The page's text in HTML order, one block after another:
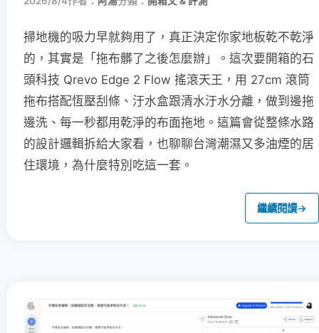
掃地機的吸力早就夠用了，真正決定你家地板乾不乾淨
的，其實是「拖布髒了之後怎麼辦」。這次要開箱的石
頭科技 Qrevo Edge 2 Flow 搖滾天王，用 27cm 滾筒
拖布搭配恆壓刮條、汙水盒跟清水汙水分離，做到邊拖
邊洗、每一秒都用乾淨的布面拖地。這篇會從整條水路
的設計邏輯拆給大家看，也聊聊台灣潮濕又多油煙的居
住環境，為什麼特別吃這一套。
繼續閱讀→